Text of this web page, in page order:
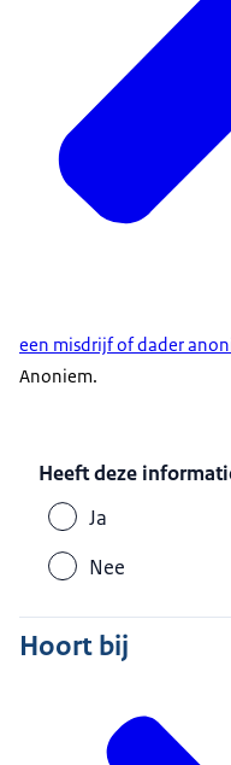
een misdrijf of dader
Anoniem.
Heeft deze
Ja
Nee
Hoort bij